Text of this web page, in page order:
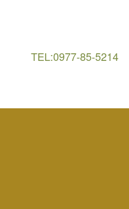
TEL:0977-85-5214